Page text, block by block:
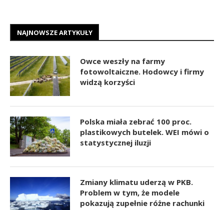
NAJNOWSZE ARTYKUŁY
Owce weszły na farmy
fotowoltaiczne. Hodowcy i firmy
widzą korzyści
Polska miała zebrać 100 proc.
plastikowych butelek. WEI mówi o
statystycznej iluzji
Zmiany klimatu uderzą w PKB.
Problem w tym, że modele
pokazują zupełnie różne rachunki